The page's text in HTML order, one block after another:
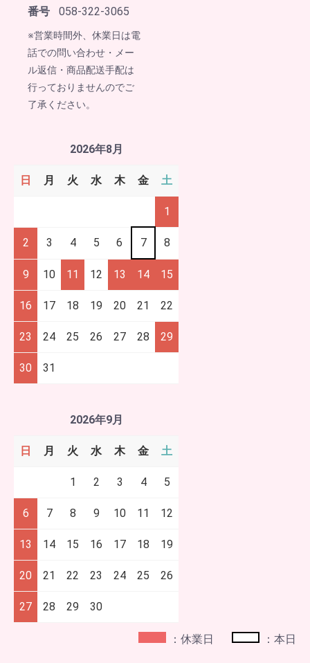
番号
058-322-3065
※営業時間外、休業日は電
話での問い合わせ・メー
ル返信・商品配送手配は
行っておりませんのでご
了承ください。
2026年8月
日 月 火 水 木 金 土
1
2 3 4 5 6 7 8
9 10 11 12 13 14 15
16 17 18 19 20 21 22
23 24 25 26 27 28 29
30 31
2026年9月
日 月 火 水 木 金 土
1 2 3 4 5
6 7 8 9 10 11 12
13 14 15 16 17 18 19
20 21 22 23 24 25 26
27 28 29 30
：休業日 ：本日